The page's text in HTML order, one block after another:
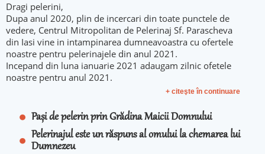
Dragi pelerini,
Dupa anul 2020, plin de incercari din toate punctele de
vedere, Centrul Mitropolitan de Pelerinaj Sf. Parascheva
din Iasi vine in intampinarea dumneavoastra cu ofertele
noastre pentru pelerinajele din anul 2021.
Incepand din luna ianuarie 2021 adaugam zilnic ofetele
noastre pentru anul 2021.
+ citeşte în continuare
Pași de pelerin prin Grădina Maicii Domnului
Pelerinajul este un răspuns al omului la chemarea lui
Dumnezeu